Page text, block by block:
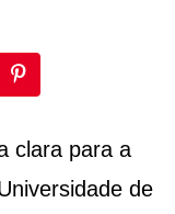
clara para a
de